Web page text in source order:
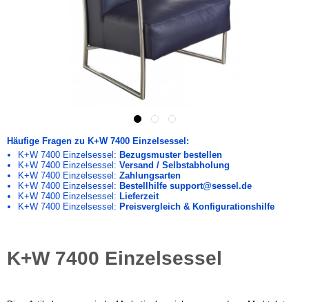
Häufige Fragen zu K+W 7400 Einzelsessel:
K+W 7400 Einzelsessel: Bezugsmuster bestellen
K+W 7400 Einzelsessel: Versand / Selbstabholung
K+W 7400 Einzelsessel: Zahlungsarten
K+W 7400 Einzelsessel: Bestellhilfe support@sessel.de
K+W 7400 Einzelsessel: Lieferzeit
K+W 7400 Einzelsessel: Preisvergleich & Konfigurationshilfe
K+W 7400 Einzelsessel